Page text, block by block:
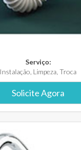
Serviço:
Instalação, Limpeza, Troca
Solicite Agora